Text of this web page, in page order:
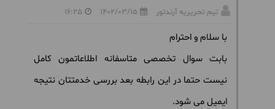
تیم تحریریه آرندتور 1402/03/15
16:25
با سلام و احترام
بابت سوال تخصصی متاسفانه اطلاعاتمون کامل
نیست حتما در این رابطه بعد بررسی خدمتتان نتیجه
ایمیل می شود.